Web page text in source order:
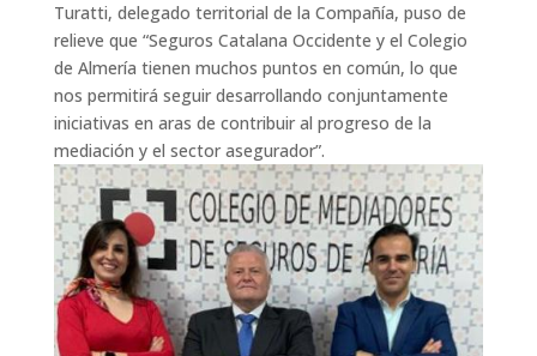
Turatti, delegado territorial de la Compañía, puso de
relieve que “Seguros Catalana Occidente y el Colegio
de Almería tienen muchos puntos en común, lo que
nos permitirá seguir desarrollando conjuntamente
iniciativas en aras de contribuir al progreso de la
mediación y el sector asegurador”.